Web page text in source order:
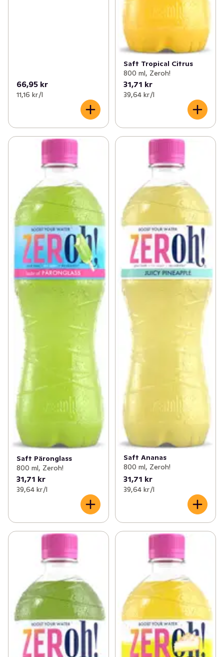
66,95 kr
11,16 kr /l
Saft Tropical Citrus
800 ml, Zeroh!
31,71 kr
39,64 kr /l
Saft Päronglass
800 ml, Zeroh!
31,71 kr
39,64 kr /l
Saft Ananas
800 ml, Zeroh!
31,71 kr
39,64 kr /l